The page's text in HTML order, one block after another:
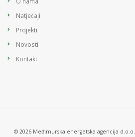
Natječaji
Projekti
Novosti
Kontakt
© 2026 Međimurska energetska agencija d.o.o.